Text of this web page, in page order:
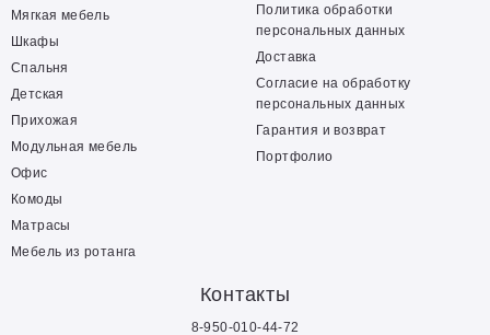
Мягкая мебель
Шкафы
Спальня
Детская
Прихожая
Модульная мебель
Офис
Комоды
Матрасы
Мебель из ротанга
Политика обработки
персональных данных
Доставка
Согласие на обработку
персональных данных
Гарантия и возврат
Портфолио
Контакты
8-950-010-44-72